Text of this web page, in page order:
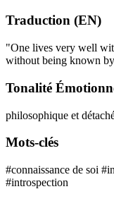
Traduction (EN)
"One lives very well
without being known
Tonalité
philosophique et
Mots-clés
#connaissance de soi
#introspection